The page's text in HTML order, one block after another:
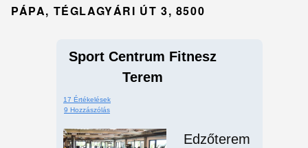
PÁPA, TÉGLAGYÁRI ÚT 3, 8500
Sport Centrum Fitnesz
Terem
17 Értékelések
9 Hozzászólás
Edzőterem